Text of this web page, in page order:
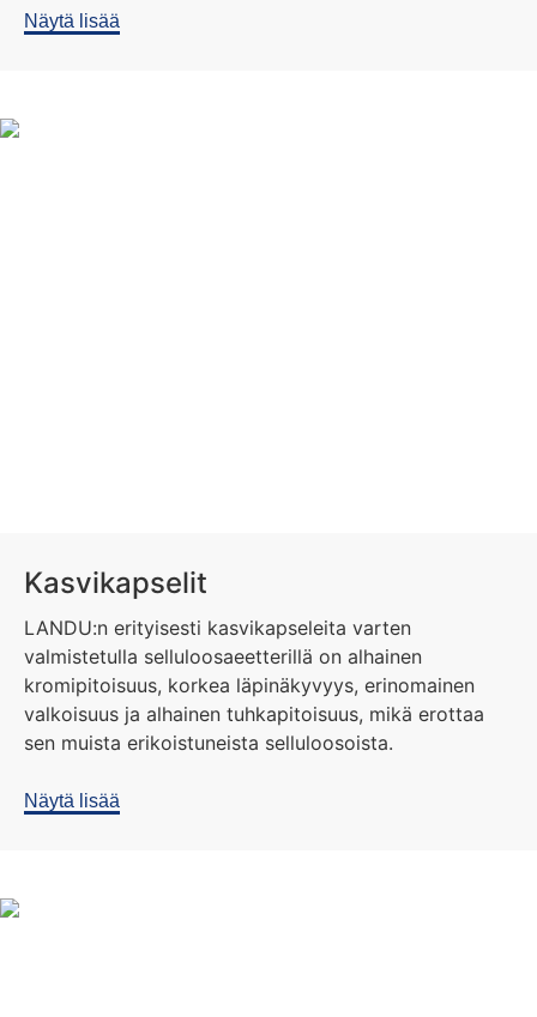
Näytä lisää
Kasvikapselit
LANDU:n erityisesti kasvikapseleita varten
valmistetulla selluloosaeetterillä on alhainen
kromipitoisuus, korkea läpinäkyvyys, erinomainen
valkoisuus ja alhainen tuhkapitoisuus, mikä erottaa
sen muista erikoistuneista selluloosoista.
Näytä lisää